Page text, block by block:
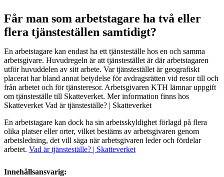
Får man som arbetstagare ha två eller
flera tjänsteställen samtidigt?
En arbetstagare kan endast ha ett tjänsteställe hos en och samma
arbetsgivare. Huvudregeln är att tjänstestället är där arbetstagaren
utför huvuddelen av sitt arbete. Var tjänstestället är geografiskt
placerat har bland annat betydelse för avdragsrätten vid resor till och
från arbetet och för tjänsteresor. Arbetsgivaren KTH lämnar uppgift
om tjänsteställe till Skatteverket. Mer information finns hos
Skatteverket Vad är tjänsteställe? | Skatteverket
En arbetstagare kan dock ha sin arbetsskyldighet förlagd på flera
olika platser eller orter, vilket bestäms av arbetsgivaren genom
arbetsledning, det vill säga när arbetsgivaren leder och fördelar
arbetet. Vad är tjänsteställe? | Skatteverket
Innehållsansvarig: